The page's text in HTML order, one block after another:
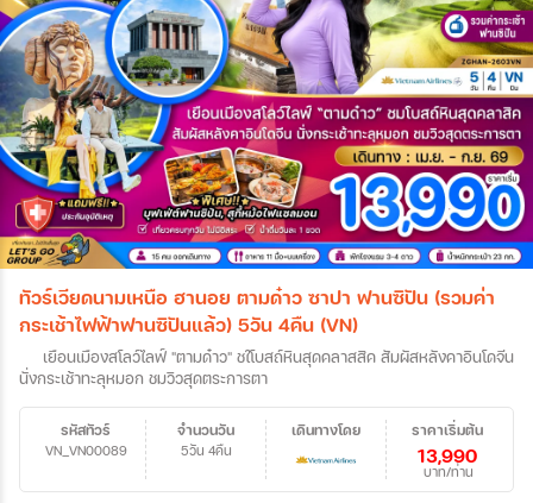
ทัวร์เวียดนามเหนือ ฮานอย ตามด๋าว ซาปา ฟานซิปัน (รวมค่า
กระเช้าไฟฟ้าฟานซิปันแล้ว) 5วัน 4คืน (VN)
เยือนเมืองสโลว์ไลฟ์ "ตามด๋าว" ชใโบสถ์หินสุดคลาสสิค สัมผัสหลังคาอินโดจีน
นั่งกระเช้าทะลุหมอก ชมวิวสุดตระการตา
รหัสทัวร์
VN_VN00089
จำนวนวัน
5วัน 4คืน
ราคาเริ่มต้น
13,990
บาท/ท่าน
เดินทางโดย